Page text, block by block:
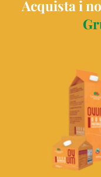
Acquista i